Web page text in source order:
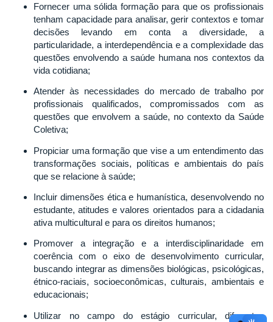
Fornecer uma sólida formação para que os profissionais
tenham capacidade para analisar, gerir contextos e tomar
decisões levando em conta a diversidade, a
particularidade, a interdependência e a complexidade das
questões envolvendo a saúde humana nos contextos da
vida cotidiana;
Atender às necessidades do mercado de trabalho por
profissionais qualificados, compromissados com as
questões que envolvem a saúde, no contexto da Saúde
Coletiva;
Propiciar uma formação que vise a um entendimento das
transformações sociais, políticas e ambientais do país
que se relacione à saúde;
Incluir dimensões ética e humanística, desenvolvendo no
estudante, atitudes e valores orientados para a cidadania
ativa multicultural e para os direitos humanos;
Promover a integração e a interdisciplinaridade em
coerência com o eixo de desenvolvimento curricular,
buscando integrar as dimensões biológicas, psicológicas,
étnico-raciais, socioeconômicas, culturais, ambientais e
educacionais;
Utilizar no campo do estágio curricular, diferentes